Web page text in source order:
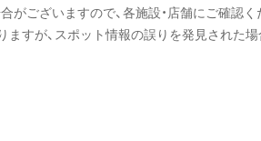
がございますので、各施設・店舗にご確認く
すが、スポット情報の誤りを発見された場